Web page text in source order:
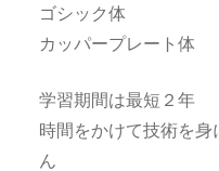
ゴシック体
カッパープレート体
学習期間は最短２年
時間をかけて技術を
ん